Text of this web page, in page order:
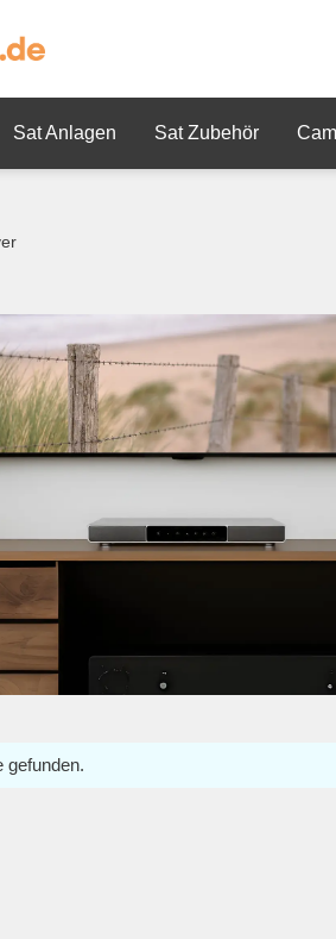
Sat Anlagen Sat Zubehör
gefunden.